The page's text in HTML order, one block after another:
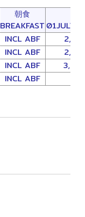
朝食
BREAKFAST
INCL ABF
INCL ABF
INCL ABF
INCL ABF